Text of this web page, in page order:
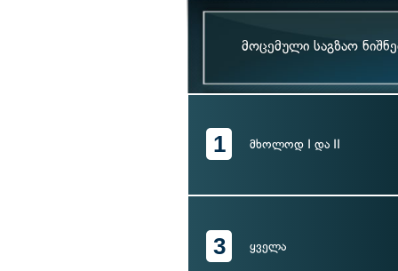
მოცემული საგზაო
1 მხოლოდ I და II
3 ყველა